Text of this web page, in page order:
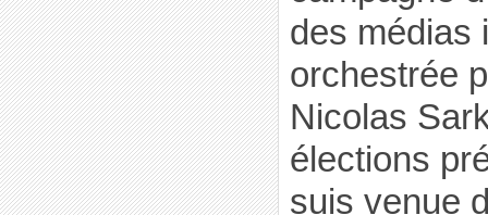
des médias
orchestrée
Nicolas
élections
suis venue